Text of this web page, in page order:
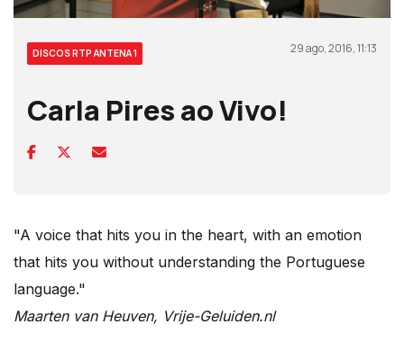
DISCOS RTP ANTENA 1 29 ago, 2016, 11:13
Carla Pires ao Vivo!
"A voice that hits you in the heart, with an emotion
that hits you without understanding the Portuguese
language."
Maarten van Heuven, Vrije-Geluiden.nl